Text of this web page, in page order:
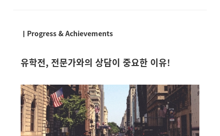
ㅣProgress & Achievements
유학전, 전문가와의 상담이 중요한 이유!